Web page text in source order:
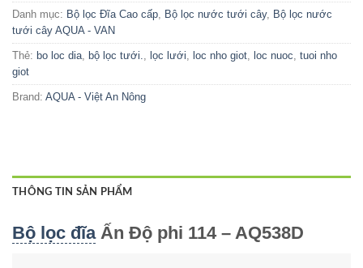
Danh mục: Bộ lọc Đĩa Cao cấp Bộ lọc nước tưới cây, Bộ lọc nước
tưới cây AQUA - VAN
Thẻ: bo loc dia bộ lọc tưới. lọc lưới loc nho giot loc nuoc tuoi nho
giot
Brand: AQUA - Việt An Nông
THÔNG TIN SẢN PHẨM
Bộ lọc đĩaẤn Độ phi 114 – AQ538D